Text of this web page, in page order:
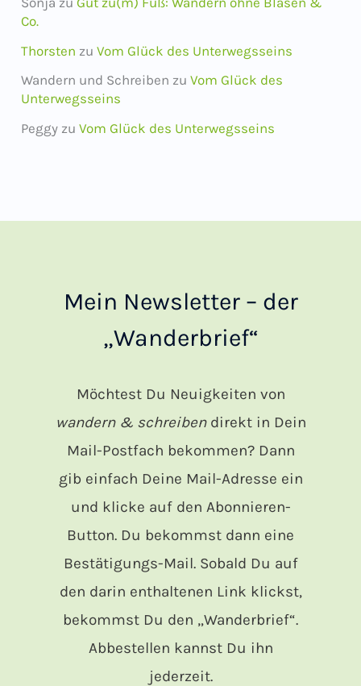
Co.
Thorsten zuVom Glück des Unterwegsseins
Wandern und Schreiben zuVom Glück des
Unterwegsseins
Peggy zuVom Glück des Unterwegsseins
Mein Newsletter – der
„Wanderbrief“
Möchtest Du Neuigkeiten von
wandern & schreibendirekt in Dein
Mail-Postfach bekommen? Dann
gib einfach Deine Mail-Adresse ein
und klicke auf den Abonnieren-
Button. Du bekommst dann eine
Bestätigungs-Mail. Sobald Du auf
den darin enthaltenen Link klickst,
bekommst Du den „Wanderbrief“.
Abbestellen kannst Du ihn
jederzeit.